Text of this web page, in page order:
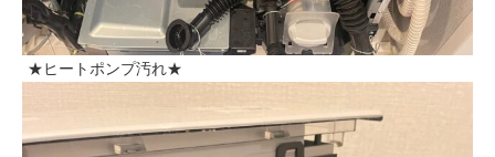
★ヒートポンプ汚れ★